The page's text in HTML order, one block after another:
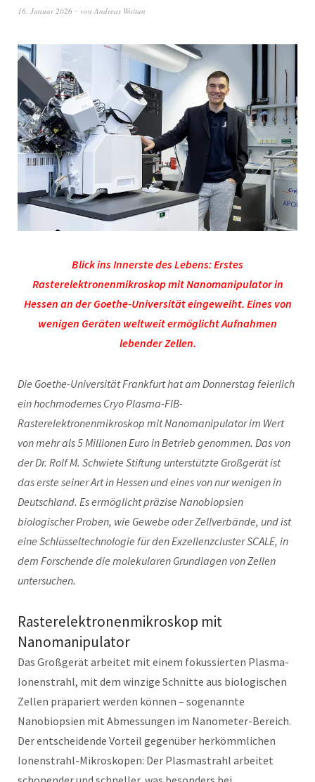
16. Januar 2026 von Andreas Woitun
Blick ins Innerste des Lebens: Erstes
Rasterelektronenmikroskop mit Nanomanipulator in
Hessen an der Goethe-Universität eingeweiht. Eines von
wenigen Geräten weltweit ermöglicht Aufnahmen
lebender Zellen.
Die Goethe-Universität Frankfurt hat am Donnerstag feierlich
ein hochmodernes Cryo Plasma-FIB-
Rasterelektronenmikroskop mit Nanomanipulator im Wert
von mehr als 5 Millionen Euro in Betrieb genommen. Das von
der Dr. Rolf M. Schwiete Stiftung unterstützte Großgerät ist
das erste seiner Art in Hessen und eines von nur wenigen in
Deutschland. Es ermöglicht präzise Nanobiopsien
biologischer Proben, wie Gewebe oder Zellverbände, und ist
eine Schlüsseltechnologie für den Exzellenzcluster SCALE, in
dem Forschende die molekularen Grundlagen von Zellen
untersuchen.
Rasterelektronenmikroskop mit
Nanomanipulator
Das Großgerät arbeitet mit einem fokussierten Plasma-
Ionenstrahl, mit dem winzige Schnitte aus biologischen
Zellen präpariert werden können – sogenannte
Nanobiopsien mit Abmessungen im Nanometer-Bereich.
Der entscheidende Vorteil gegenüber herkömmlichen
Ionenstrahl-Mikroskopen: Der Plasmastrahl arbeitet